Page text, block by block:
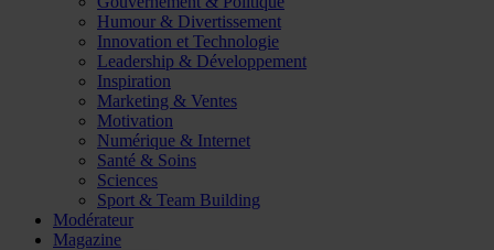
Humour & Divertissement
Innovation et Technologie
Leadership & Développement
Inspiration
Marketing & Ventes
Motivation
Numérique & Internet
Santé & Soins
Sciences
Sport & Team Building
Modérateur
Magazine